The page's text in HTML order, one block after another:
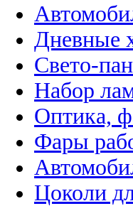
Дневные
Свето-
Набор
Оптика,
Фары
Цоколи